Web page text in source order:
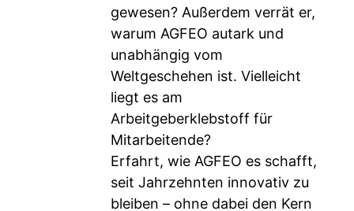
gewesen? Außerdem verrät er,
warum AGFEO autark und
unabhängig vom
Weltgeschehen ist. Vielleicht
liegt es am
Arbeitgeberklebstoff für
Mitarbeitende?
Erfahrt, wie AGFEO es schafft,
seit Jahrzehnten innovativ zu
bleiben – ohne dabei den Kern